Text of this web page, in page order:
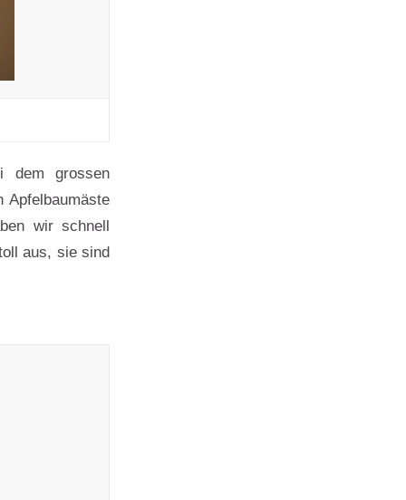
dem grossen
wir schnell
aus, sie sind